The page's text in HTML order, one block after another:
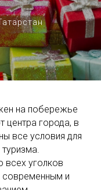
на побережье
центра города, в
все условия для
всех уголков
современным и